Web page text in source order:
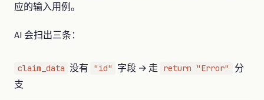
应的输入用例。
AI 会扫出三条：
claim_data 没有 "id" 字段 → 走 return "Error"
分
支